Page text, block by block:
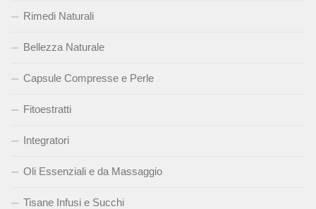
Rimedi Naturali
Bellezza Naturale
Capsule Compresse e Perle
Fitoestratti
Integratori
Oli Essenziali e da Massaggio
Tisane Infusi e Succhi